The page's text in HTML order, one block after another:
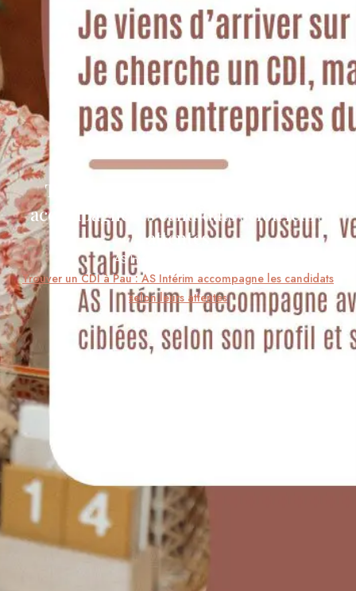
Trouver un CDI à Pau : AS Intérim
accompagne les candidats selon leurs
attentes
AS Intérim
Trouver un CDI à Pau : AS Intérim accompagne les candidats
selon leurs attentes